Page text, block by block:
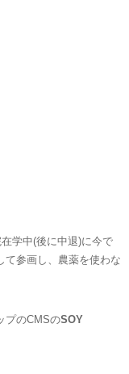
学中(後に中退)に今で
て参画し、農薬を使わな
プのCMSのSOY